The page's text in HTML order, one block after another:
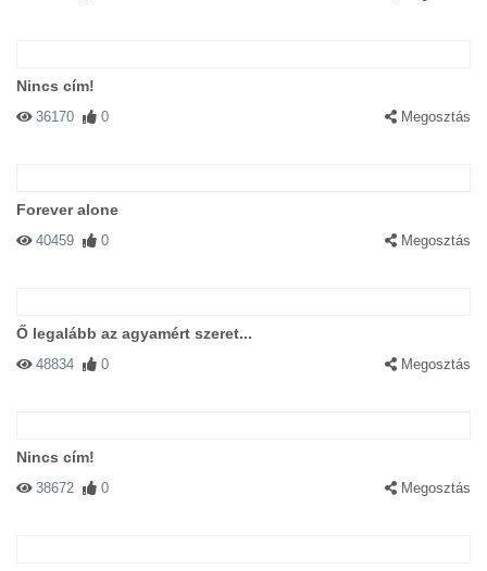
Nincs cím!
36170 0 Megosztás
Forever alone
40459 0 Megosztás
Ő legalább az agyamért szeret...
48834 0 Megosztás
Nincs cím!
38672 0 Megosztás